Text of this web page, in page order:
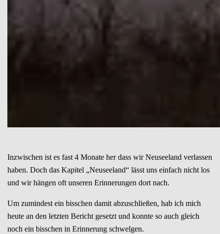
Inzwischen ist es fast 4 Monate her dass wir Neuseeland verlassen
haben. Doch das Kapitel „Neuseeland“ lässt uns einfach nicht los
und wir hängen oft unseren Erinnerungen dort nach.
Um zumindest ein bisschen damit abzuschließen, hab ich mich
heute an den letzten Bericht gesetzt und konnte so auch gleich
noch ein bisschen in Erinnerung schwelgen.